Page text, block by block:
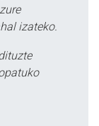
izateko.